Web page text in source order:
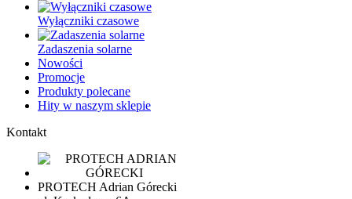
Wyłączniki czasowe
Zadaszenia solarne
Nowości
Promocje
Produkty polecane
Hity w naszym sklepie
Kontakt
PROTECH Adrian Górecki